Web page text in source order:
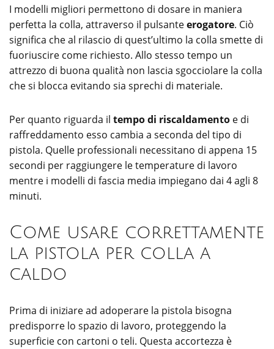
I modelli migliori permettono di dosare in maniera
perfetta la colla, attraverso il pulsanteerogatore. Ciò
significa che al rilascio di quest’ultimo la colla smette di
fuoriuscire come richiesto. Allo stesso tempo un
attrezzo di buona qualità non lascia sgocciolare la colla
che si blocca evitando sia sprechi di materiale.
Per quanto riguarda il tempo di riscaldamento e di
raffreddamento esso cambia a seconda del tipo di
pistola. Quelle professionali necessitano di appena 15
secondi per raggiungere le temperature di lavoro
mentre i modelli di fascia media impiegano dai 4 agli 8
minuti.
Come usare correttamente
la pistola per colla a
caldo
Prima di iniziare ad adoperare la pistola bisogna
predisporre lo spazio di lavoro, proteggendo la
superficie con cartoni o teli. Questa accortezza è